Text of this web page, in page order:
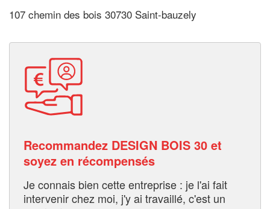
107 chemin des bois 30730 Saint-bauzely
Recommandez DESIGN BOIS 30 et
soyez en récompensés
Je connais bien cette entreprise : je l'ai fait
intervenir chez moi, j'y ai travaillé, c'est un